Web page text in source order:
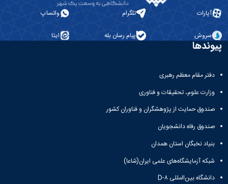
معاونت
معاونت
پژوهش
فناوری
معاونت
فرهنگی
اجتماعی
نهاد
نمایندگی
مقام
معظم
رهبری
تماس
دامپزشکی
پایه
علوم
اقتصادی
اجتماعی
های
اقماری
آپارات تلگرام واتساپ
سروش پیام رسان بله ایتا
پیوندها
دفتر مقام معظم رهبری
وزارت علوم، تحقیقات و فناوری
صندوق حمایت از پژوهشگران و فناوران کشور
صندوق رفاه دانشجویان
بنیاد نخبگان استان همدان
شبکه آزمایشگاه‌های علمی ایران(شاعا)
دانشگاه بین‌المللی D-۸